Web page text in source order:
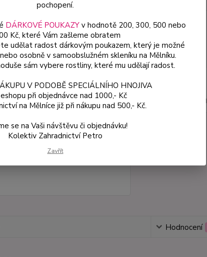
Dostupnost
Varianta
bez DPH
Hodnocení
pochopení.
DÁRKOVÉ POUKAZYv hodnotě 200, 300, 500 nebo
Kč, které Vám zašleme obratem
udělat radost dárkovým poukazem, který je možné
osobně v samoobslužném skleníku na Mělníku.
sám vybere rostliny, které mu udělají radost.
V PODOBĚ SPECIÁLNÍHO HNOJIVA
při objednávce nad 1000,- Kč
na Mělníce již při nákupu nad 500,- Kč.
se na Vaši návštěvu či objednávku!
Kolektiv Zahradnictví Petro
Zavřít